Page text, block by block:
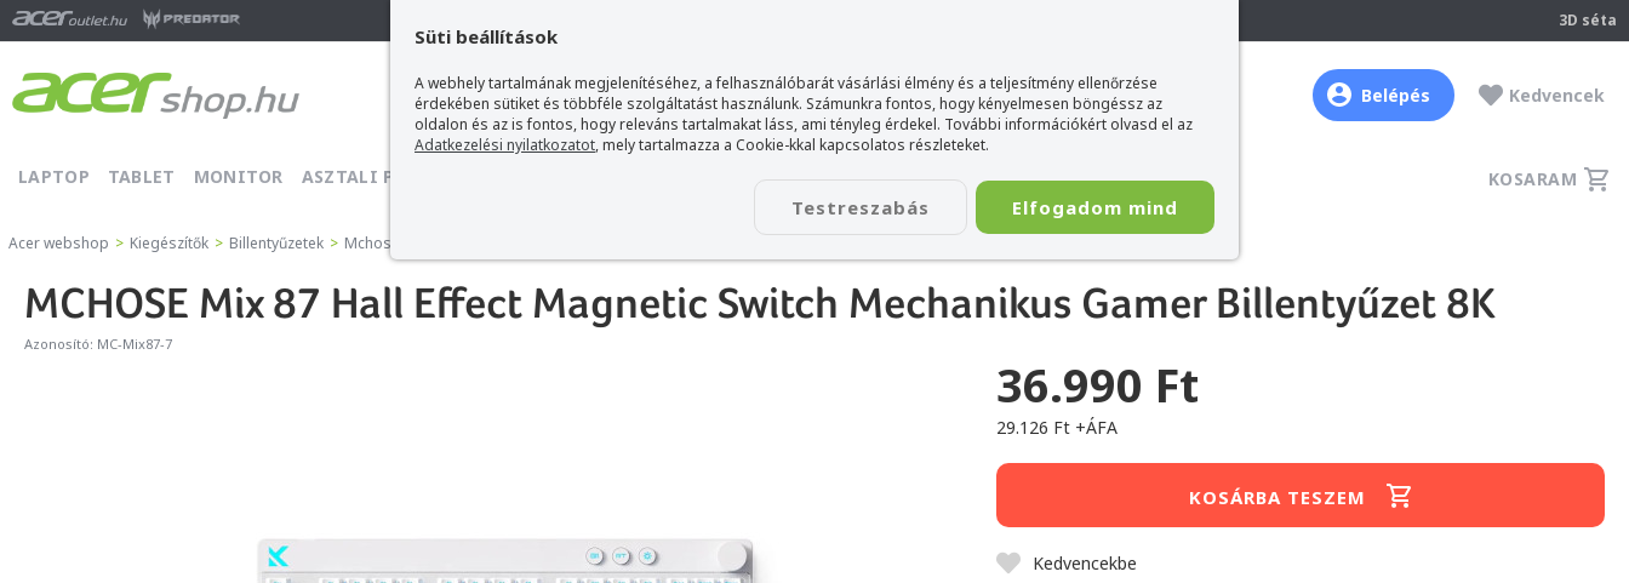
Süti beállítások
A webhely tartalmának megjelenítéséhez, a felhasználóbarát vásárlási élmény és a teljesítmény ellenőrzése
érdekében sütiket és többféle szolgáltatást használunk. Számunkra fontos, hogy kényelmesen böngéssz az
oldalon és az is fontos, hogy releváns tartalmakat láss, ami tényleg érdekel. További információkért olvasd el az
Adatkezelési nyilatkozatot, mely tartalmazza a Cookie-kkal kapcsolatos részleteket.
Testreszabás Elfogadom mind
3D séta
Belépés Kedvencek
LAPTOP TABLET MONITOR ASZTALI PC KIEGÉSZÍTŐ KAPCSOLAT KOSARAM
Acer webshop > Kiegészítők > Billentyűzetek > Mchose Billentyűzetek
MCHOSE Mix 87 Hall Effect Magnetic Switch Mechanikus Gamer Billentyűzet 8K
Azonosító: MC-Mix87-7
36.990 Ft
29.126 Ft +ÁFA
KOSÁRBA TESZEM
Kedvencekbe